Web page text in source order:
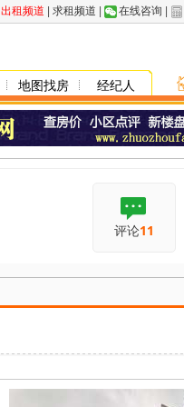
出租频道 求租频道 在线咨询
地图找房 经纪人
评论11